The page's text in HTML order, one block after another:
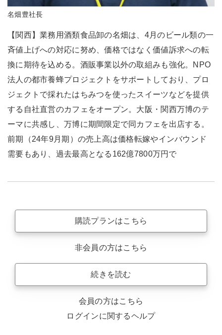
名畑豊社長
【関西】業務用酒類食品卸の名畑は、4月のビール類の一
斉値上げへの対応に努め、価格ではなく価値訴求への転
換に期待を込める。酒販事業以外の取組みも強化。NPO
法人の都市養蜂プロジェクトをサポートしており、プロ
ジェクトで採れたはちみつを使ったスイーツなどを提供
する自社直営のカフェをオープン。大阪・関西万博のテ
ーマに共感し、万博に期間限定で同カフェを出店する。
前期（24年9月期）の売上高は価格転嫁やインバウンド
需要もあり、過去最高となる162億7800万円で
購読プランはこちら
非会員の方はこちら
続きを読む
会員の方はこちら
ログインに関するヘルプ